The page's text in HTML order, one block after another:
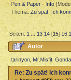
Pen & Paper - Info
Thema:Zu spät! Ich
Seiten:1 ...13 14 [15]16
Autor
widerstehen! (Das
tarinyon, Mr.Misfit,
Re: Zu spät! Ich